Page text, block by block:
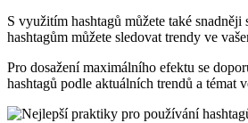
S využitím hashtagů můžete také
hashtagům můžete sledovat trendy ve
Pro dosažení maximálního efektu se
hashtagů podle aktuálních trendů a témat